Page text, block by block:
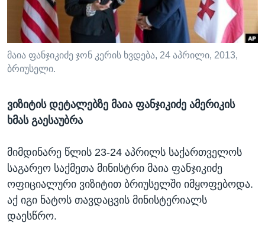
ᲡᲢᲣᲓᲘᲐ ᲕᲐᲨᲘᲜᲒᲢᲝᲜᲘ
ᲔᲙᲝᲜᲝᲛᲘᲙᲐ
ᲯᲐᲜᲛᲠᲗᲔᲚᲝᲑᲐ
ᲛᲔᲪᲜᲘᲔᲠᲔᲑᲐ
ᲘᲜᲢᲔᲠᲕᲘᲣ
ᲒᲐᲚᲘᲚᲔᲝ
Learning English
ᲗᲕᲐᲚᲘ ᲒᲕᲐᲓᲔᲕᲜᲔᲗ
ენები
მაია ფანჯიკიძე ჯონ კერის ხვდება, 24 აპრილი, 2013,
ბრიუსელი.
ვიზიტის დეტალებზე მაია ფანჯიკიძე ამერიკის
ხმას გაესაუბრა
მიმდინარე წლის 23-24 აპრილს საქართველოს
საგარეო საქმეთა მინისტრი მაია ფანჯიკიძე
ოფიციალური ვიზიტით ბრიუსელში იმყოფებოდა.
აქ იგი ნატოს თავდაცვის მინისტერიალს
დაესწრო.